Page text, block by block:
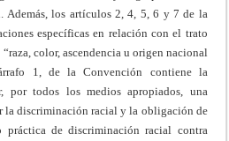
Además, los artículos 2, 4, 5, 6 y 7 de la
específicas en relación con el trato
color, ascendencia u origen nacional
1, de la Convención contiene la
por todos los medios apropiados, una
la discriminación racial y la obligación de
de discriminación racial contra